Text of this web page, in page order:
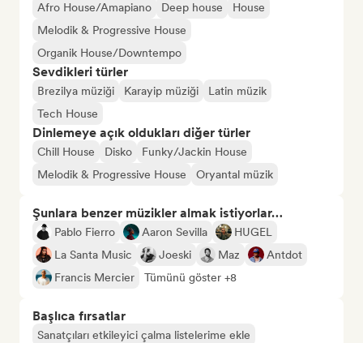
Afro House/Amapiano Deep house
House
Melodik & Progressive House
Organik House/Downtempo
Sevdikleri türler
Brezilya müziği Karayip müziği
Latin müzik
Tech House
Dinlemeye açık oldukları diğer türler
Chill House Disko
Funky/Jackin House
Melodik & Progressive House
Oryantal müzik
Şunlara benzer müzikler almak istiyorlar…
Pablo Fierro Aaron Sevilla
HUGEL
La Santa Music
Joeski Maz
Antdot
Francis Mercier
Tümünü göster +8
Başlıca fırsatlar
Sanatçıları etkileyici çalma listelerime ekle